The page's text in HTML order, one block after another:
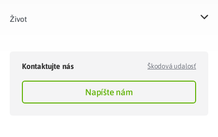
Život​
Kontaktujte nás Škodová udalosť
Napíšte nám